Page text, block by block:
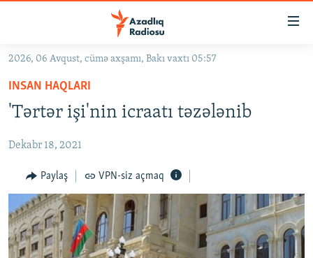
Əsas
qayıt
Əsas
qayıt
KORRUPSIOMETR
#ƏSLINDƏ
FƏRQƏ BAX
QANUNI DOĞRU
ARAŞDIRMA
MULTIMEDIA
2026, 06 Avqust, cümə axşamı, Bakı vaxtı 05:57
INSAN HAQLARI
'Tərtər işi'nin icraatı təzələnib
Dekabr 18, 2021
Paylaş VPN-siz açmaq